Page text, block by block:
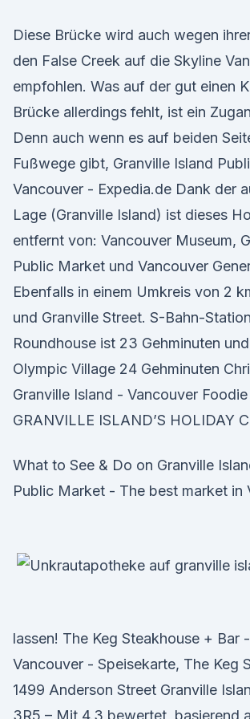
Diese Brücke wird auch wegen
den False Creek auf die Skyline
empfohlen. Was auf der gut einen
Brücke allerdings fehlt, ist ein
Denn auch wenn es auf beiden
Fußwege gibt, Granville Island
Vancouver - Expedia.de Dank der
Lage (Granville Island) ist dieses
entfernt von: Vancouver Museum,
Public Market und Vancouver
Ebenfalls in einem Umkreis von 2
und Granville Street. S-Bahn-
Roundhouse ist 23 Gehminuten
Olympic Village 24 Gehminuten
Granville Island - Vancouver
GRANVILLE ISLAND’S HOLIDAY
What to See & Do on Granville
Public Market - The best market in
lassen! The Keg Steakhouse + Bar
Vancouver - Speisekarte, The Keg
1499 Anderson Street Granville
3R5 – Mit 4.3 bewertet, basierend